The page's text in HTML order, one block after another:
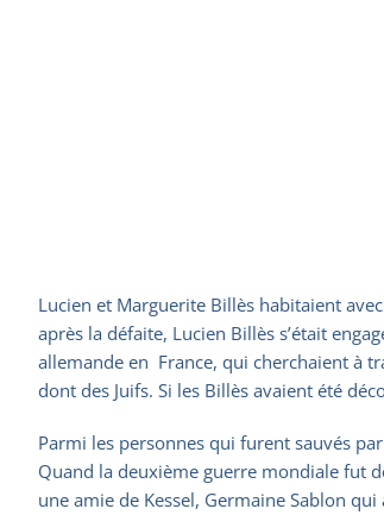
Lucien et Marguerite Billès habitaient
après la défaite, Lucien Billès s’était
allemande en France, qui cherchaient à
dont des Juifs. Si les Billès avaient été
Parmi les personnes qui furent sauvés
Quand la deuxième guerre mondiale fut
une amie de Kessel, Germaine Sablon